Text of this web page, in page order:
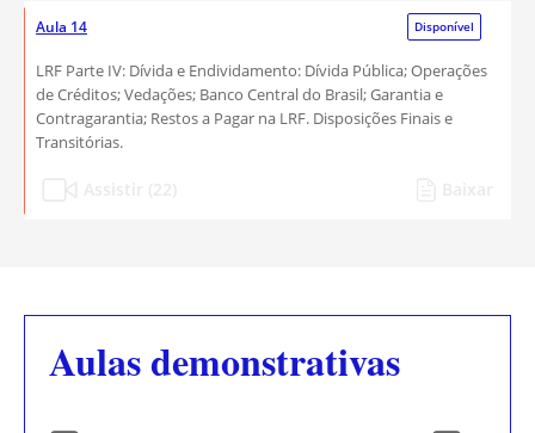
Aula 14 Disponível
LRF Parte IV: Dívida e Endividamento: Dívida Pública; Operações
de Créditos; Vedações; Banco Central do Brasil; Garantia e
Contragarantia; Restos a Pagar na LRF. Disposições Finais e
Transitórias.
Aulas demonstrativas